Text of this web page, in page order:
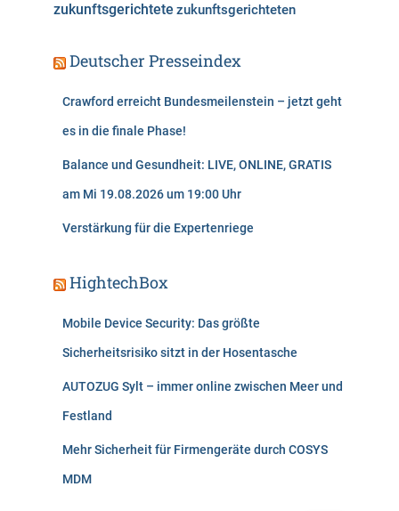
zukunftsgerichtete zukunftsgerichteten
Deutscher Presseindex
Crawford erreicht Bundesmeilenstein – jetzt geht
es in die finale Phase!
Balance und Gesundheit: LIVE, ONLINE, GRATIS
am Mi 19.08.2026 um 19:00 Uhr
Verstärkung für die Expertenriege
HightechBox
Mobile Device Security: Das größte
Sicherheitsrisiko sitzt in der Hosentasche
AUTOZUG Sylt – immer online zwischen Meer und
Festland
Mehr Sicherheit für Firmengeräte durch COSYS
MDM